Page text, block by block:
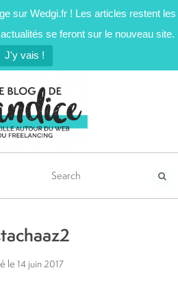
sur Wedgi.fr ! Les articles restent les
se feront sur le nouveau site.
J'y vais !
le 14 juin 2017